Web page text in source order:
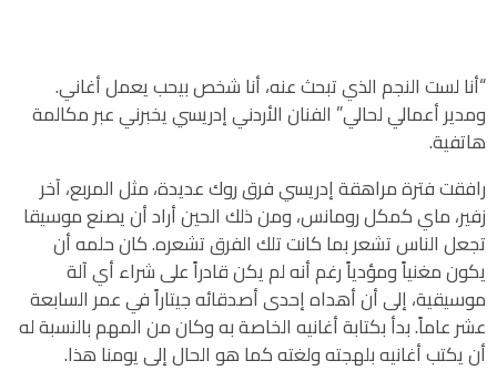
“أنا لست النجم الذي تبحث عنه، أنا شخص بيحب يعمل أغاني.
ومدير أعمالي لحالي” الفنان الأردني إدريسي يخبرني عبر مكالمة
هاتفية.
رافقت فترة مراهقة إدريسي فرق روك عديدة، مثل المربع، آخر
زفير، ماي كمكل رومانس، ومن ذلك الحين أراد أن يصنع موسيقا
تجعل الناس تشعر بما كانت تلك الفرق تشعره. كان حلمه أن
يكون مغنياً ومؤدياً رغم أنه لم يكن قادراً على شراء أي آلة
موسيقية، إلى أن أهداه إحدى أصدقائه جيتاراً في عمر السابعة
عشر عاماً. بدأ بكتابة أغانيه الخاصة به وكان من المهم بالنسبة له
أن يكتب أغانيه بلهجته ولغته كما هو الحال إلى يومنا هذا.